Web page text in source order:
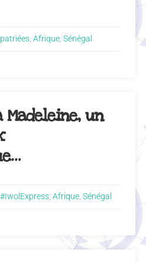
, Afrique, Sénégal
un
#IwolExpress, Afrique, Sénégal